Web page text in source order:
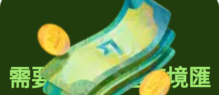
需要定期發送跨境匯